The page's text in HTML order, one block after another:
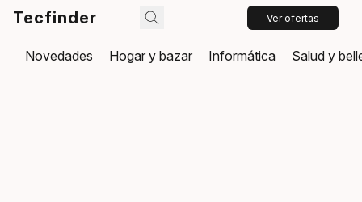
Tecfinder Ver ofertas
Novedades Hogar y bazar Informática Salud y